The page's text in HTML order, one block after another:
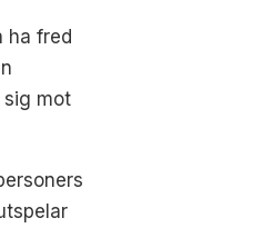
ha fred
sig mot